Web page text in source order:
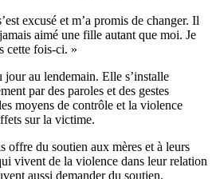
excusé et m’a promis de changer. Il
aimé une fille autant que moi. Je
cette fois-ci. »
au lendemain. Elle s’installe
par des paroles et des gestes
moyens de contrôle et la violence
sur la victime.
offre du soutien aux mères et à leurs
vivent de la violence dans leur relation
aussi demander du soutien.